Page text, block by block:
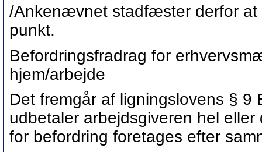
/Ankenævnet stadfæster derfor at
punkt.
Befordringsfradrag for
hjem/arbejde
Det fremgår af ligningslovens § 9
udbetaler arbejdsgiveren hel
for befordring foretages efter